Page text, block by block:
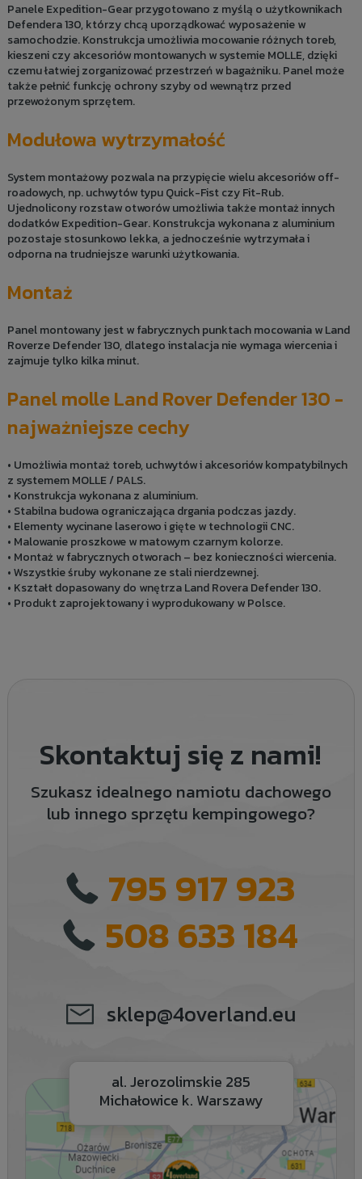
Panele Expedition-Gear przygotowano z myślą o użytkownikach
Defendera 130, którzy chcą uporządkować wyposażenie w
samochodzie. Konstrukcja umożliwia mocowanie różnych toreb,
kieszeni czy akcesoriów montowanych w systemie MOLLE, dzięki
czemu łatwiej zorganizować przestrzeń w bagażniku. Panel może
także pełnić funkcję ochrony szyby od wewnątrz przed
przewożonym sprzętem.
Modułowa wytrzymałość
System montażowy pozwala na przypięcie wielu akcesoriów off-
roadowych, np. uchwytów typu Quick-Fist czy Fit-Rub.
Ujednolicony rozstaw otworów umożliwia także montaż innych
dodatków Expedition-Gear. Konstrukcja wykonana z aluminium
pozostaje stosunkowo lekka, a jednocześnie wytrzymała i
odporna na trudniejsze warunki użytkowania.
Montaż
Panel montowany jest w fabrycznych punktach mocowania w Land
Roverze Defender 130, dlatego instalacja nie wymaga wiercenia i
zajmuje tylko kilka minut.
Panel molle Land Rover Defender 130 -
najważniejsze cechy
• Umożliwia montaż toreb, uchwytów i akcesoriów kompatybilnych
z systemem MOLLE / PALS.
• Konstrukcja wykonana z aluminium.
• Stabilna budowa ograniczająca drgania podczas jazdy.
• Elementy wycinane laserowo i gięte w technologii CNC.
• Malowanie proszkowe w matowym czarnym kolorze.
• Montaż w fabrycznych otworach – bez konieczności wiercenia.
• Wszystkie śruby wykonane ze stali nierdzewnej.
• Kształt dopasowany do wnętrza Land Rovera Defender 130.
• Produkt zaprojektowany i wyprodukowany w Polsce.
Skontaktuj się z nami!
Szukasz idealnego namiotu dachowego
lub innego sprzętu kempingowego?
795 917 923
508 633 184
sklep@4overland.eu
al. Jerozolimskie 285
Michałowice k. Warszawy